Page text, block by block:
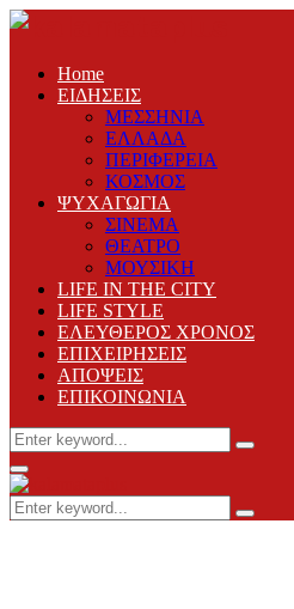
Home
ΕΙΔΗΣΕΙΣ
ΜΕΣΣΗΝΙΑ
ΕΛΛΑΔΑ
ΠΕΡΙΦΕΡΕΙΑ
ΚΟΣΜΟΣ
ΨΥΧΑΓΩΓΙΑ
ΣΙΝΕΜΑ
ΘΕΑΤΡΟ
ΜΟΥΣΙΚΗ
LIFE IN THE CITY
LIFE STYLE
ΕΛΕΥΘΕΡΟΣ ΧΡΟΝΟΣ
ΕΠΙΧΕΙΡΗΣΕΙΣ
ΑΠΟΨΕΙΣ
ΕΠΙΚΟΙΝΩΝΙΑ
Search
for:
Search
Primary
Menu
Search
for:
Search